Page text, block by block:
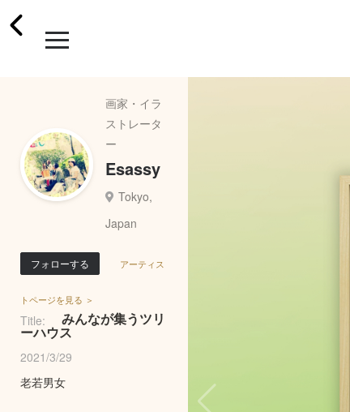
画家・イラ
ストレータ
ー
Esassy
Tokyo,
Japan
フォローする アーティス
トページを見る ＞
Title: みんなが集うツリ
ーハウス
2021/3/29
老若男女